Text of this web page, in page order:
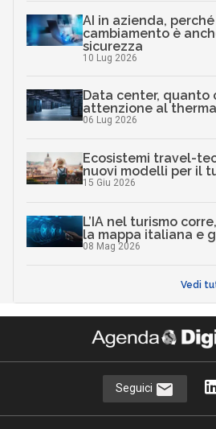
AI in azienda,
cambiamento è
sicurezza
10 Lug 2026
Data center, quanto
attenzione al
06 Lug 2026
Ecosistemi travel-
nuovi modelli per il
15 Giu 2026
L’IA nel turismo
la mappa italiana e
08 Mag 2026
Vedi
Seguici